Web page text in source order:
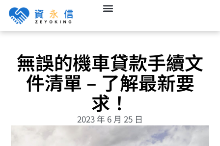
無誤的機車貸款手續文
件清單 – 了解最新要
求！
2023 年 6 月 25 日